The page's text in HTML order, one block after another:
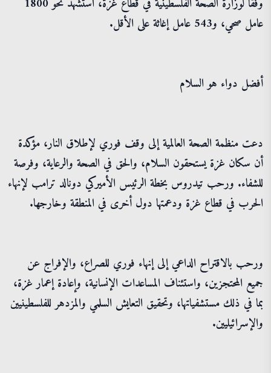
وفقا لوزارة الصحة الفلسطينية في قطاع غزة، استشهد نحو 1800
عامل صحي، و543 عامل إغاثة على الأقل.
أفضل دواء هو السلام
دعت منظمة الصحة العالمية إلى وقف فوري لإطلاق النار، مؤكدة
أن سكان غزة يستحقون السلام، والحق في الصحة والرعاية، وفرصة
للشفاء. ورحب تيدروس بخطة الرئيس الأميركي دونالد ترامب لإنهاء
الحرب في قطاع غزة ودعمتها دول أخرى في المنطقة وخارجها.
ورحب بالاقتراح الداعي إلى إنهاء فوري للصراع، والإفراج عن
جميع المحتجزين، واستئناف المساعدات الإنسانية، وإعادة إعمار غزة،
بما في ذلك مستشفياتها، وتحقيق التعايش السلمي والمزدهر للفلسطينيين
والإسرائيليين.